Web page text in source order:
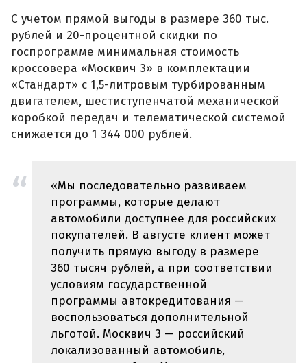
С учетом прямой выгоды в размере 360 тыс.
рублей и 20-процентной скидки по
госпрограмме минимальная стоимость
кроссовера «Москвич 3» в комплектации
«Стандарт» с 1,5-литровым турбированным
двигателем, шестиступенчатой механической
коробкой передач и телематической системой
снижается до 1 344 000 рублей.
«Мы последовательно развиваем
программы, которые делают
автомобили доступнее для российских
покупателей. В августе клиент может
получить прямую выгоду в размере
360 тысяч рублей, а при соответствии
условиям государственной
программы автокредитования —
воспользоваться дополнительной
льготой. Москвич 3 — российский
локализованный автомобиль,